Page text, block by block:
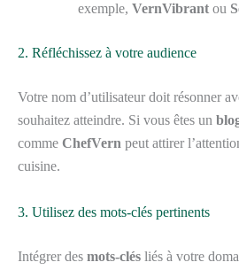
exemple, VernVibrant ou
2. Réfléchissez à votre audience
Votre nom d’utilisateur doit résonner
souhaitez atteindre. Si vous êtes un
comme ChefVern peut attirer
cuisine.
3. Utilisez des mots-clés pertinents
Intégrer des mots-clés liés à votre